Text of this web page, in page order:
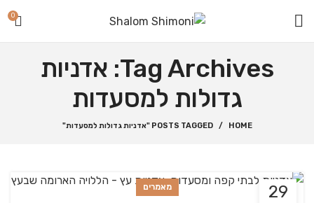
0
Tag Archives: אדניות
גדולות למסעדות
HOME POSTS TAGGED "אדניות גדולות למסעדות"
29 מאמרים